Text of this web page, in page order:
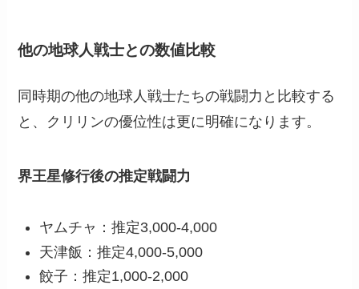
他の地球人戦士との数値比較
同時期の他の地球人戦士たちの戦闘力と比較する
と、クリリンの優位性は更に明確になります。
界王星修行後の推定戦闘力
ヤムチャ：推定3,000-4,000
天津飯：推定4,000-5,000
餃子：推定1,000-2,000